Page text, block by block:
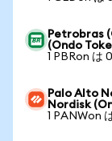
Petrobras
(Ondo
1 PBRon は
Palo Alto
Nordisk
1 PANWon